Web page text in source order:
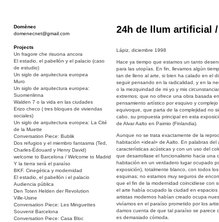
Domènec
domenecnet@gmail.com
Projects
Un fragore che risuona ancora
El estadio, el pabellón y el palacio (caso
de estudio)
Un siglo de arquitectura europea
Muro
Un siglo de arquitectura europea:
Suomenlinna
Walden 7 o la vida en las ciudades
Erizo checo ( tres bloques de viviendas
sociales)
Un siglo de arquitectura europea: La Cité
de la Muette
Conversation Piece: Bublik
Dos refugios y el miembro fantasma (Ted,
Charles-Édouard y Henry David)
welcome to Barcelona / Welcome to Madrid
Y la tierra será el paraíso
BKF. Cinegética y modernidad
El estadio, el pabellón i el palacio
Audiencia pública
Den Toten Helden der Revolution
Ville-Usine
Conversation Piece: Les Minguettes
Souvenir Barcelona
Conversation Piece: Casa Bloc
24h de llum artificial
Lápiz, diciembre 1998
Hace ya tiempo que estamos un tanto
para las utopías. En fin, llevamos algún
tan de lleno al arte, si bien ha calado en el
seguir pensando en la radicalidad, y en la
o la mezquindad de mi yo y mis
extremos; que no ofrece una obra basada
pensamiento artístico por esquivo y
equivoque, que parta de la complejidad no
cabo, su propuesta principal en esta
de Alvar Aalto en Paimio (Finlandia).
Aunque no se trata exactamente de la
habitación «ideal» de Aalto. En palabras
características acústicas y con un uso del
que desarrollase el funcionalismo hacia una
habitación en un verdadero lugar ocupado
exposición), totalmente blanco, con todos
esquinas; no estamos muy seguros de
que el fin de la modernidad coincidiese con
el arte había ocupado la ciudad en
artistas modernos habían creado ocupa
vivíamos en el paraíso prometido por los
damos cuenta de que tal paraíso se parece
es demasiado cómoda.